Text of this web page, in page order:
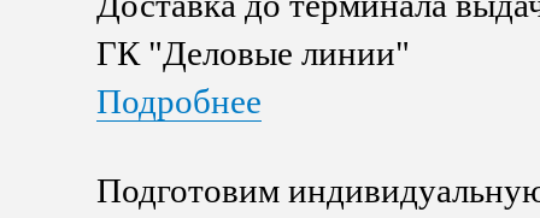
ГК "Деловые линии"
Подробнее
Подготовим